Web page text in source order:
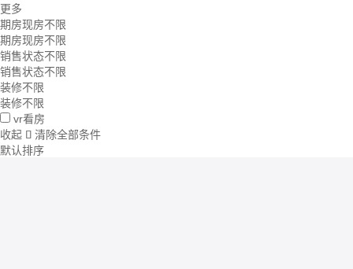
更多
期房现房不限
期房现房不限
销售状态不限
销售状态不限
装修不限
装修不限
vr看房
收起  清除全部条件
默认排序